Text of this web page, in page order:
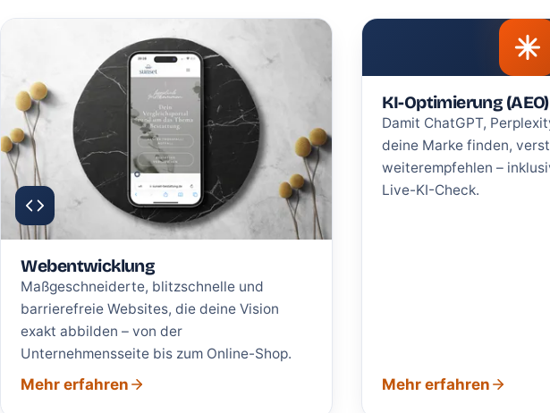
Webentwicklung
Maßgeschneiderte, blitzschnelle und
barrierefreie Websites, die deine Vision
exakt abbilden – von der
Unternehmensseite bis zum Online-Shop.
Mehr erfahren
KI-Optimierung (AEO)
Damit ChatGPT,
deine Marke finden,
weiterempfehlen –
Live-KI-Check.
Mehr erfahren